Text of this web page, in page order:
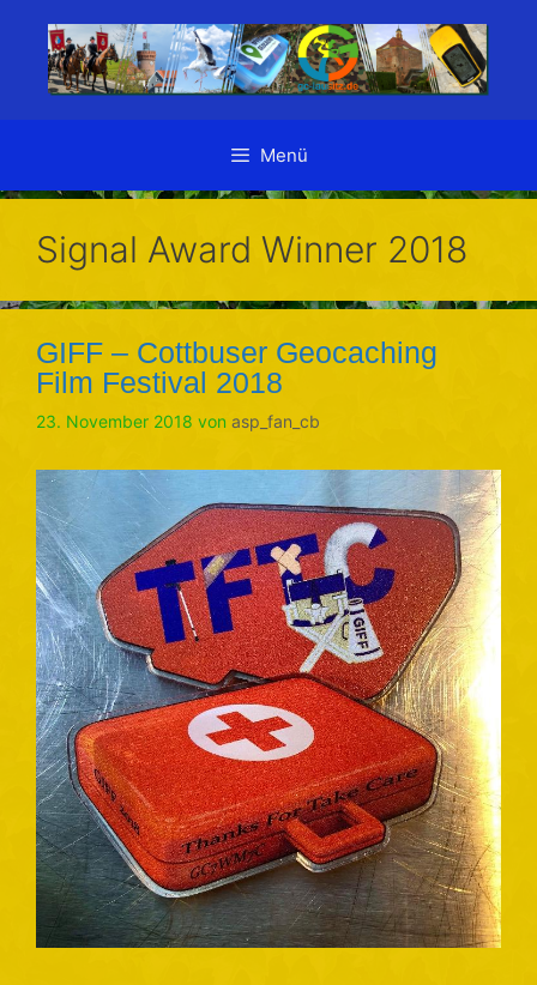
springen
Menü
Signal Award Winner 2018
GIFF – Cottbuser Geocaching
Film Festival 2018
23. November 2018 von asp_fan_cb